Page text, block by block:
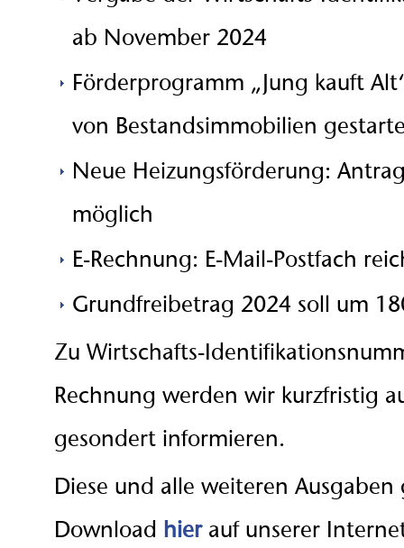
ab November 2024
Förderprogramm „Jung kauft
von Bestandsimmobilien
Neue Heizungsförderung:
möglich
E-Rechnung: E-Mail-Postfach
Grundfreibetrag 2024 soll um
Zu Wirtschafts-
Rechnung werden wir kurzfristig
gesondert informieren.
Diese und alle weiteren Ausgaben
Download
hierauf unserer